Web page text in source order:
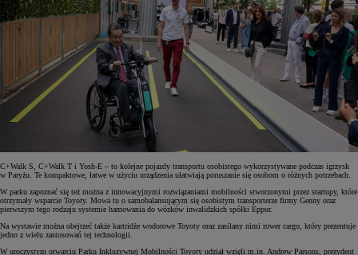
C+Walk S, C+Walk T i Yosh-E – to kolejne pojazdy transportu osobistego wykorzystywane podczas igrzysk
w Paryżu. Te kompaktowe, łatwe w użyciu urządzenia ułatwiają poruszanie się osobom o różnych potrzebach.
W parku zapoznać się też można z innowacyjnymi rozwiązaniami mobilności stworzonymi przez startupy, które
otrzymały wsparcie Toyoty. Mowa tu o samobalansującym się osobistym transporterze firmy Genny oraz
pierwszym tego rodzaju systemie hamowania do wózków inwalidzkich spółki Eppur.
Na wystawie można obejrzeć także kartridże wodorowe Toyoty oraz zasilany nimi rower cargo, który prezentuje
jedno z wielu zastosowań tej technologii.
W uroczystym otwarciu Parku Inkluzywnej Mobilności Toyoty udział wzięli m.in. Andrew Parsons, prezydent